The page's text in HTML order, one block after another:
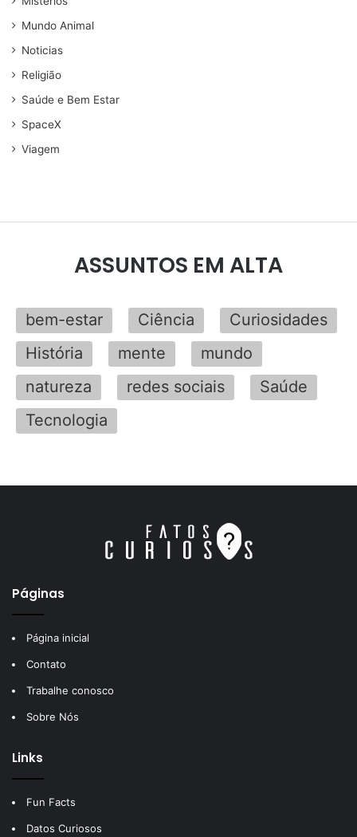
Mundo Animal
Noticias
Religião
Saúde e Bem Estar
SpaceX
Viagem
ASSUNTOS EM ALTA
bem-estar Ciência
Curiosidades
História
mente
mundo
natureza
redes sociais
Saúde
Tecnologia
Páginas
Página inicial
Contato
Trabalhe conosco
Sobre Nós
Links
Fun Facts
Datos Curiosos